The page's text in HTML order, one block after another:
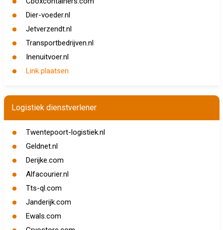
Dier-voeder.nl
Jetverzendt.nl
Transportbedrijven.nl
Inenuitvoer.nl
Link plaatsen
Logistiek dienstverlener
Twentepoort-logistiek.nl
Geldnet.nl
Derijke.com
Alfacourier.nl
Tts-ql.com
Janderijk.com
Ewals.com